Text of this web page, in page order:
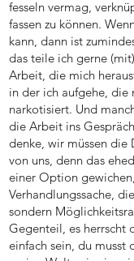
fesseln vermag,
fassen zu können.
kann, dann ist
das teile ich gerne
Arbeit, die mich
in der ich aufgehe,
narkotisiert. Und
die Arbeit ins
denke, wir müssen die
von uns, denn das
einer Option
Verhandlungssache,
sondern
Gegenteil, es herrscht
einfach sein, du musst